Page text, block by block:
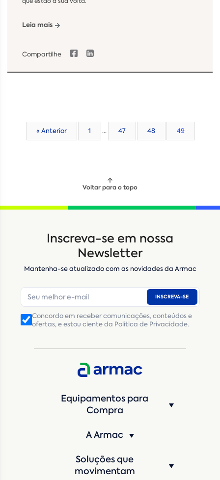
Leia mais
Compartilhe
« Anterior 1 … 47 48 49
Voltar para o topo
Inscreva-se em nossa
Newsletter
Mantenha-se atualizado com as novidades da Armac
INSCREVA-SE
Concordo em receber comunicações, conteúdos e
ofertas, e estou ciente da Política de Privacidade.
Equipamentos para
Compra
A Armac
Soluções que
movimentam
Locação Compra de seminovos
E-mail*
Número de telefone
CNPJ Inscrição Estadual(Produtor Rural)
CNPJ da empresa/ CPF - Produtor rural*
Máquina de interesse*
Qual o período de locação? *